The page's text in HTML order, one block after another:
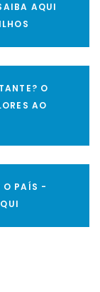
AQUI
O
AO
O PAÍS -